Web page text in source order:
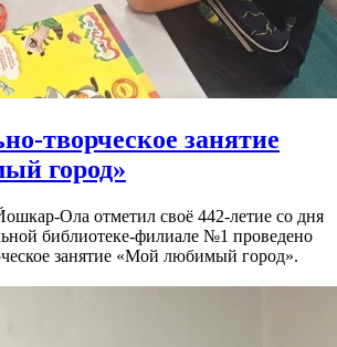
творческое занятие
город»
Ола отметил своё 442-летие со дня
библиотеке-филиале №1 проведено
занятие «Мой любимый город».